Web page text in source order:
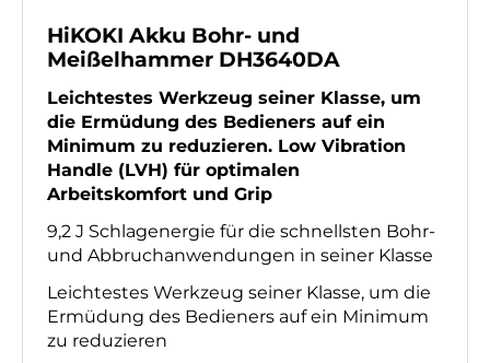
HiKOKI Akku Bohr- und
Meißelhammer DH3640DA
Leichtestes Werkzeug seiner Klasse, um
die Ermüdung des Bedieners auf ein
Minimum zu reduzieren. Low Vibration
Handle (LVH) für optimalen
Arbeitskomfort und Grip
9,2 J Schlagenergie für die schnellsten Bohr-
und Abbruchanwendungen in seiner Klasse
Leichtestes Werkzeug seiner Klasse, um die
Ermüdung des Bedieners auf ein Minimum
zu reduzieren